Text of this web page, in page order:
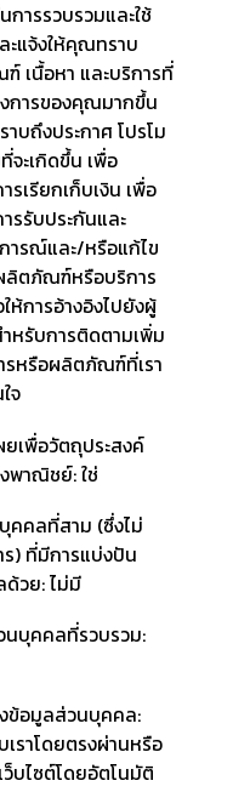
ารรวบรวมและใช้
ะแจ้งให้คุณทราบ
เนื้อหา และบริการที่
การของคุณมากขึ้น
บถึงประกาศ โปรโม
จะเกิดขึ้น เพื่อ
รเรียกเก็บเงิน เพื่อ
รรับประกันและ
ารณ์และ/หรือแก้ไข
ตภัณฑ์หรือบริการ
ห้การอ้างอิงไปยังผู้
หรับการติดตามเพิ่ม
รหรือผลิตภัณฑ์ที่เรา
จ
เพื่อวัตถุประสงค์
พาณิชย์: ใช่
คลที่สาม (ซึ่งไม่
) ที่มีการแบ่งปัน
วย: ไม่มี
นบุคคลที่รวบรวม:
ข้อมูลส่วนบุคคล:
ราโดยตรงผ่านหรือ
บไซต์โดยอัตโนมัติ